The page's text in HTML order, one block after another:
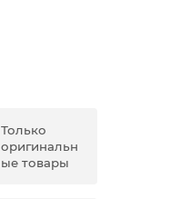
Только
оригинальн
ые товары